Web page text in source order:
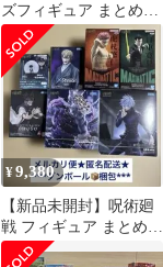
ズフィギュア まとめ売
り
¥9,380
【新品未開封】呪術廻
戦 フィギュア まとめ売
り 7体セット